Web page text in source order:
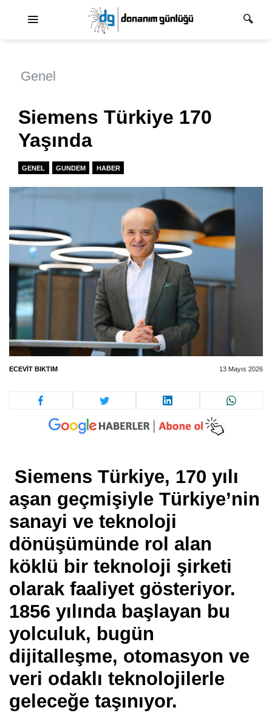
Genel
Siemens Türkiye 170
Yaşında
GENEL GUNDEM HABER
ECEVIT BIKTIM 13 Mayıs 2026
Siemens Türkiye, 170 yılı
aşan geçmişiyle Türkiye’nin
sanayi ve teknoloji
dönüşümünde rol alan
köklü bir teknoloji şirketi
olarak faaliyet gösteriyor.
1856 yılında başlayan bu
yolculuk, bugün
dijitalleşme, otomasyon ve
veri odaklı teknolojilerle
geleceğe taşınıyor.